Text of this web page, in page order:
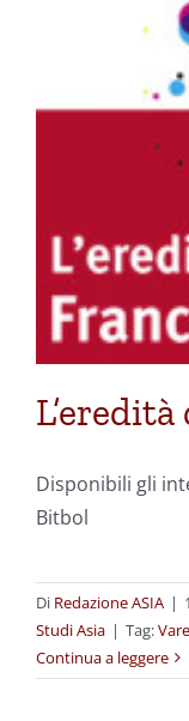
Disponibili gli
Bitbol
Di Redazione ASIA |
Studi Asia | Tag:
Continua a leggere